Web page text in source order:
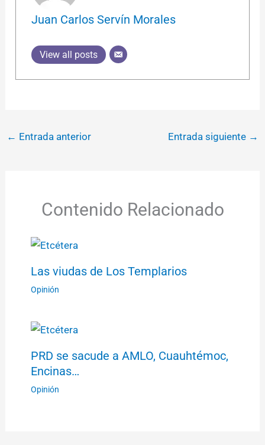
Juan Carlos Servín Morales
View all posts
← Entrada anterior Entrada siguiente →
Contenido Relacionado
Las viudas de Los Templarios
Opinión
PRD se sacude a AMLO, Cuauhtémoc,
Encinas…
Opinión